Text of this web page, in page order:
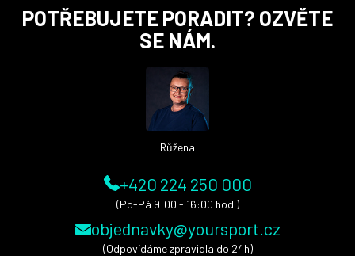
POTŘEBUJETE PORADIT? OZVĚTE
SE NÁM.
Růžena
+420 224 250 000
(Po-Pá 9:00 - 16:00 hod.)
objednavky@yoursport.cz
(Odpovídáme zpravidla do 24h)